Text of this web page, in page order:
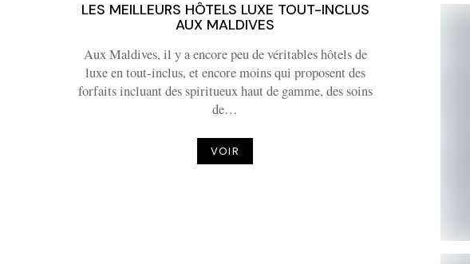
LES MEILLEURS HÔTELS LUXE TOUT-INCLUS
AUX MALDIVES
Aux Maldives, il y a encore peu de véritables hôtels de
luxe en tout-inclus, et encore moins qui proposent des
forfaits incluant des spiritueux haut de gamme, des soins
de…
VOIR